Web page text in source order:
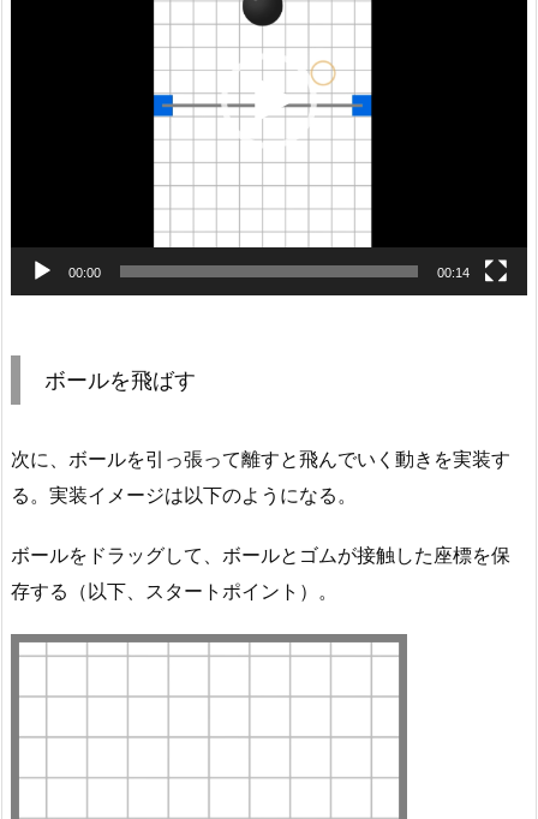
00:00 00:14
ボールを飛ばす
次に、ボールを引っ張って離すと飛んでいく動きを実装す
る。実装イメージは以下のようになる。
ボールをドラッグして、ボールとゴムが接触した座標を保
存する（以下、スタートポイント）。